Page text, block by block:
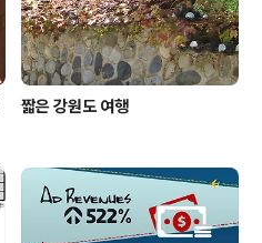
짧은 강원도 여행